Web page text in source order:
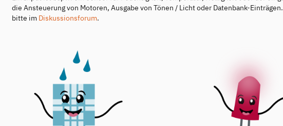
die Ansteuerung von Motoren, Ausgabe von Tönen / Licht oder Datenbank-
bitte im Diskussionsforum.